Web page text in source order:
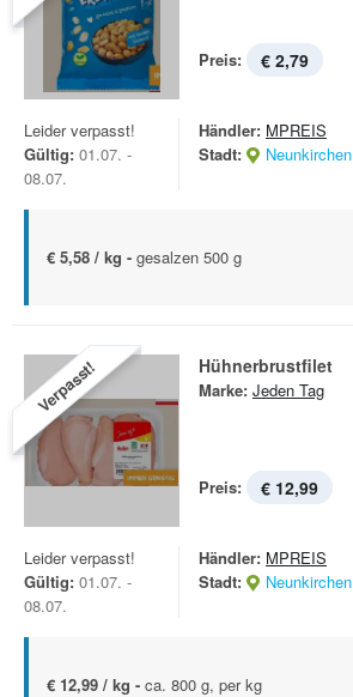
Preis: € 2,79
Leider verpasst!
Gültig: 01.07. -
08.07.
Händler: MPREIS
Stadt:
Neunkirchen
€ 5,58 / kg - gesalzen 500 g
Verpasst! Hühnerbrustfilet
Marke: Jeden Tag
Preis: € 12,99
Leider verpasst!
Gültig: 01.07. -
08.07.
Händler: MPREIS
Stadt:
Neunkirchen
€ 12,99 / kg - ca. 800 g, per kg